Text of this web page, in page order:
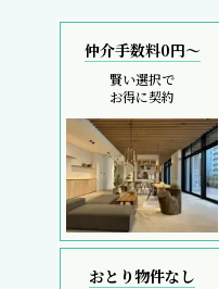
仲介手数料0円～
賢い選択で
お得に契約
おとり物件なし